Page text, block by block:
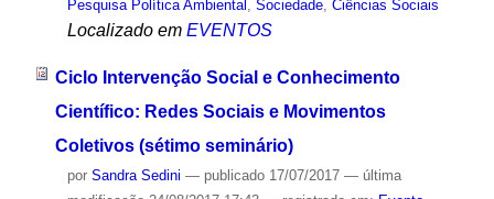
Pesquisa Política Ambiental , Sociedade, Ciências Sociais
Localizado em EVENTOS
Ciclo Intervenção Social e Conhecimento
Científico: Redes Sociais e Movimentos
Coletivos (sétimo seminário)
por Sandra Sedini — publicado17/07/2017 — última